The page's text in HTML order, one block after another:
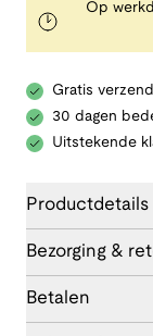
Op
Gratis
30 dagen
Uitstekende
Productdetails
Bezorging &
Betalen